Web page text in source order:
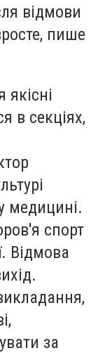
відмови
пише
в секціях,
медицині.
спорт
Відмова
за